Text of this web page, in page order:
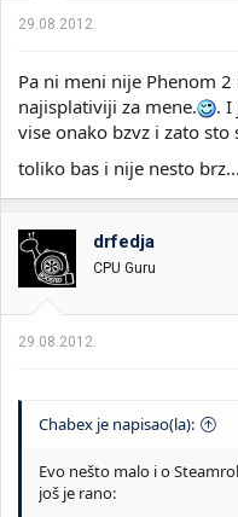
29.08.2012.
Pa ni meni nije Phenom
najisplativiji za mene.
. I
vise onako bzvz i zato
toliko bas i nije nesto
drfedja
CPU Guru
29.08.2012.
Chabex je napisao(la):
Evo nešto malo i o
još je rano: